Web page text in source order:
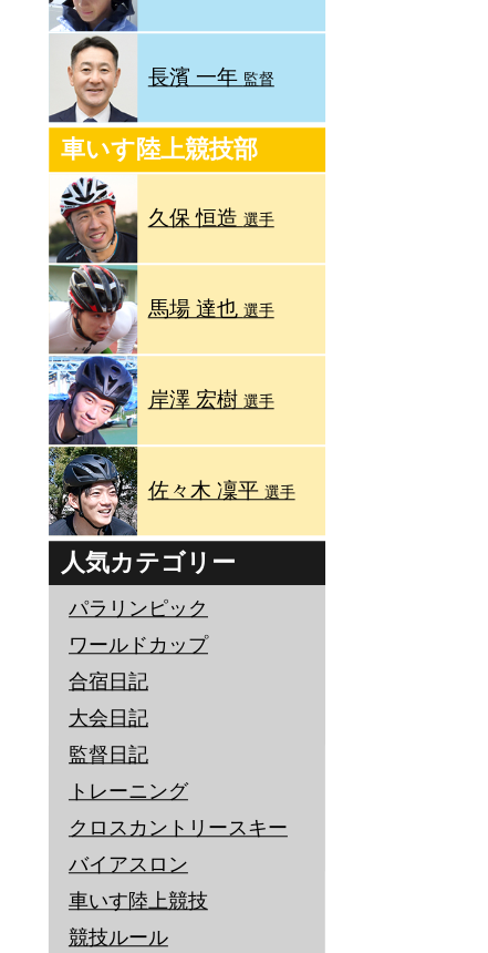
長濱 一年 監督
車いす陸上競技部
久保 恒造 選手
馬場 達也 選手
岸澤 宏樹 選手
佐々木 凜平 選手
人気カテゴリー
パラリンピック
ワールドカップ
合宿日記
大会日記
監督日記
トレーニング
クロスカントリースキー
バイアスロン
車いす陸上競技
競技ルール